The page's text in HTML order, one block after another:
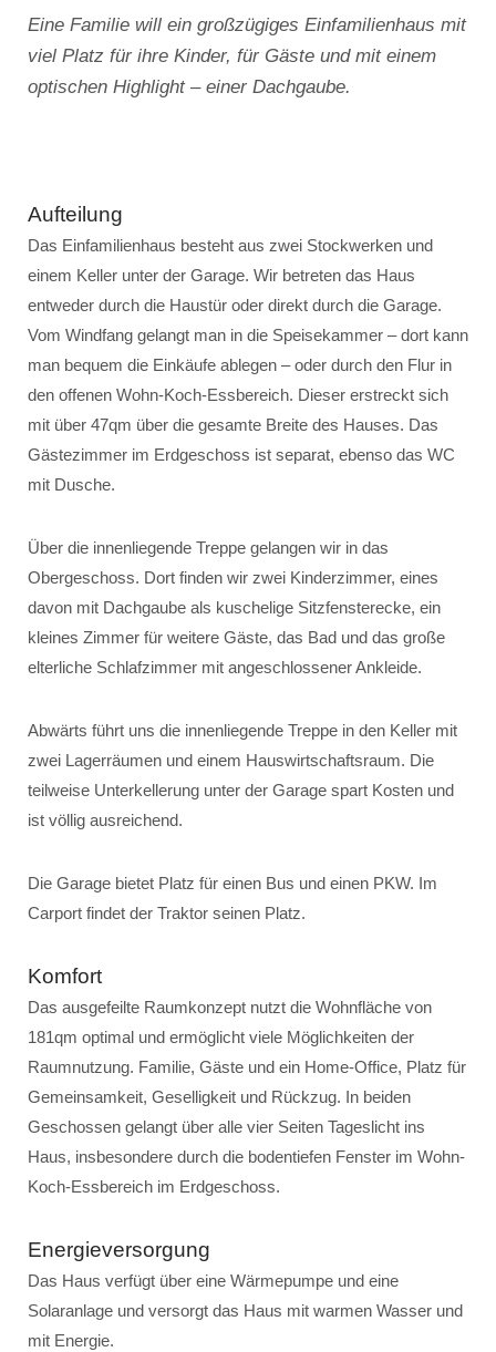
Eine Familie will ein großzügiges Einfamilienhaus mit
viel Platz für ihre Kinder, für Gäste und mit einem
optischen Highlight – einer Dachgaube.
Aufteilung
Das Einfamilienhaus besteht aus zwei Stockwerken und
einem Keller unter der Garage. Wir betreten das Haus
entweder durch die Haustür oder direkt durch die Garage.
Vom Windfang gelangt man in die Speisekammer – dort kann
man bequem die Einkäufe ablegen – oder durch den Flur in
den offenen Wohn-Koch-Essbereich. Dieser erstreckt sich
mit über 47qm über die gesamte Breite des Hauses. Das
Gästezimmer im Erdgeschoss ist separat, ebenso das WC
mit Dusche.
Über die innenliegende Treppe gelangen wir in das
Obergeschoss. Dort finden wir zwei Kinderzimmer, eines
davon mit Dachgaube als kuschelige Sitzfensterecke, ein
kleines Zimmer für weitere Gäste, das Bad und das große
elterliche Schlafzimmer mit angeschlossener Ankleide.
Abwärts führt uns die innenliegende Treppe in den Keller mit
zwei Lagerräumen und einem Hauswirtschaftsraum. Die
teilweise Unterkellerung unter der Garage spart Kosten und
ist völlig ausreichend.
Die Garage bietet Platz für einen Bus und einen PKW. Im
Carport findet der Traktor seinen Platz.
Komfort
Das ausgefeilte Raumkonzept nutzt die Wohnfläche von
181qm optimal und ermöglicht viele Möglichkeiten der
Raumnutzung. Familie, Gäste und ein Home-Office, Platz für
Gemeinsamkeit, Geselligkeit und Rückzug. In beiden
Geschossen gelangt über alle vier Seiten Tageslicht ins
Haus, insbesondere durch die bodentiefen Fenster im Wohn-
Koch-Essbereich im Erdgeschoss.
Energieversorgung
Das Haus verfügt über eine Wärmepumpe und eine
Solaranlage und versorgt das Haus mit warmen Wasser und
mit Energie.